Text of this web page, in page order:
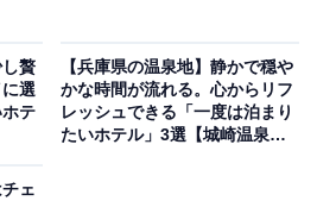
宿 古窯」は、蔵王連峰を一望す
が選ぶ日本のホテル・旅館100
名宿です。8階の展望露天風呂
し贅
選
テ
【兵庫県の温泉地】静かで穏や
かな時間が流れる。心からリフ
レッシュできる「一度は泊まり
たいホテル」3選【城崎温泉・
ェ